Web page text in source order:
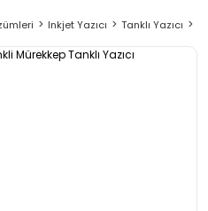
Inkjet Yazıcı Tanklı Yazıcı